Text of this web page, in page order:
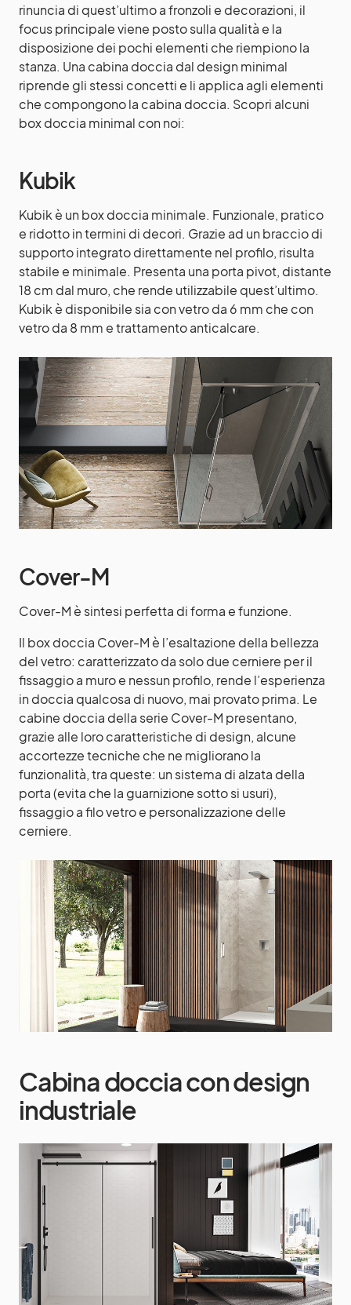
rinuncia di quest’ultimo a fronzoli e decorazioni, il
focus principale viene posto sulla qualità e la
disposizione dei pochi elementi che riempiono la
stanza. Una cabina doccia dal design minimal
riprende gli stessi concetti e li applica agli elementi
che compongono la cabina doccia. Scopri alcuni
box doccia minimal con noi:
Kubik
Kubik è un box doccia minimale. Funzionale, pratico
e ridotto in termini di decori. Grazie ad un braccio di
supporto integrato direttamente nel profilo, risulta
stabile e minimale. Presenta una porta pivot, distante
18 cm dal muro, che rende utilizzabile quest’ultimo.
Kubik è disponibile sia con vetro da 6 mm che con
vetro da 8 mm e trattamento anticalcare.
Cover-M
Cover-M è sintesi perfetta di forma e funzione.
Il box doccia Cover-M è l’esaltazione della bellezza
del vetro: caratterizzato da solo due cerniere per il
fissaggio a muro e nessun profilo, rende l’esperienza
in doccia qualcosa di nuovo, mai provato prima. Le
cabine doccia della serie Cover-M presentano,
grazie alle loro caratteristiche di design, alcune
accortezze tecniche che ne migliorano la
funzionalità, tra queste: un sistema di alzata della
porta (evita che la guarnizione sotto si usuri),
fissaggio a filo vetro e personalizzazione delle
cerniere.
Cabina doccia con design
industriale